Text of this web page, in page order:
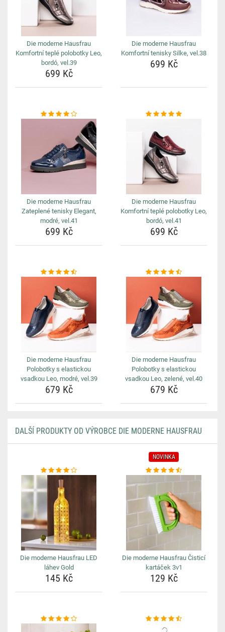
Die moderne Hausfrau
Komfortní teplé polobotky Leo,
bordó, vel.39
699 Kč
Die moderne Hausfrau
Komfortní tenisky Silke, vel.38
699 Kč
Die moderne Hausfrau
Zateplené tenisky Elegant,
modré, vel.41
699 Kč
Die moderne Hausfrau
Komfortní teplé polobotky Leo,
bordó, vel.41
699 Kč
Die moderne Hausfrau
Polobotky s elastickou
vsadkou Leo, modré, vel.39
679 Kč
Die moderne Hausfrau
Polobotky s elastickou
vsadkou Leo, zelené, vel.40
679 Kč
DALŠÍ PRODUKTY OD VÝROBCE DIE MODERNE HAUSFRAU
Die moderne Hausfrau LED
láhev Gold
145 Kč
NOVINKA
Die moderne Hausfrau Čisticí
kartáček 3v1
129 Kč